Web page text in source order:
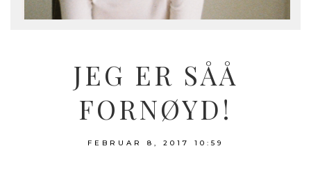
JEG ER SÅÅ
FORNØYD!
FEBRUAR 8, 2017 10:59